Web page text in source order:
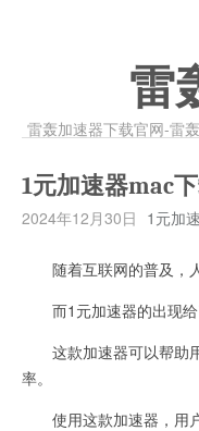
雷
雷轰加速器下载官网-雷
1元加速器mac
2024年12月30日 1元加
随着互联网的普及，人
而1元加速器的出现给
这款加速器可以帮助用
率。
使用这款加速器，用